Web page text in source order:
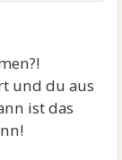
Spruch
, die
so
und du aus
ist das